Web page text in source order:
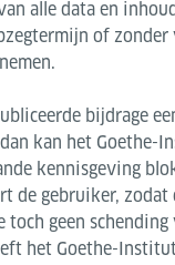
alle data en
of
bijdrage
kan het Goethe-
kennisgeving
de gebruiker, zodat
toch geen
het Goethe-